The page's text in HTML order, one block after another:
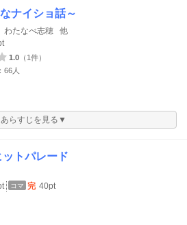
ナイショ話～
わたなべ志穂 他
1.0 （1件）
66人
あらすじを見る▼
ットパレード
コマ 完 40pt